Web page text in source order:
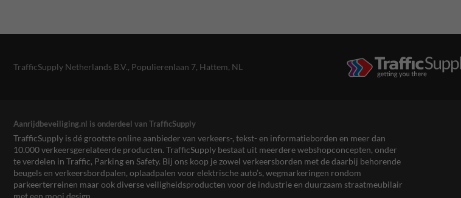
TrafficSupply Netherlands B.V., Populierenlaan 7, Hattem, NL
Aanrijdbeveiliging.nl is onderdeel van TrafficSupply
TrafficSupply is dé grootste online aanbieder van verkeers-, tekst- en informatieborden en meer dan
10.000 verkeersgerelateerde producten. TrafficSupply bestaat uit meerdere webshopconcepten, onder
te verdelen in Traffic, Parking en Safety. Bij ons koop je zowel verkeersborden met de daarbij behorende
beugels en verkeersbordpalen, oplaadpalen voor elektrische auto’s, wegmarkeringen rondom
parkeerterreinen maar ook diverse veiligheidsproducten voor de industrie en duurzaam straatmeubilair
met een mooi design.